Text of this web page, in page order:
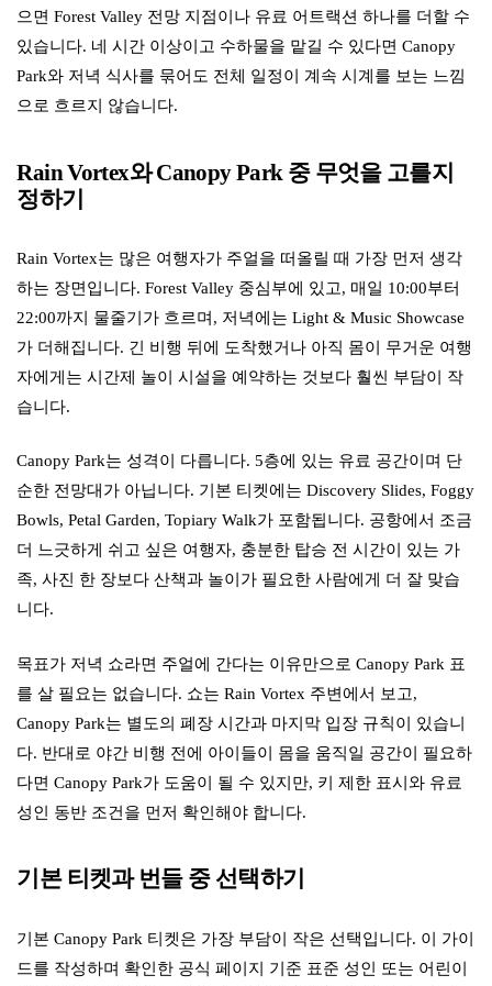
으면 Forest Valley 전망 지점이나 유료 어트랙션 하나를 더할 수
있습니다. 네 시간 이상이고 수하물을 맡길 수 있다면 Canopy
Park와 저녁 식사를 묶어도 전체 일정이 계속 시계를 보는 느낌
으로 흐르지 않습니다.
Rain Vortex와 Canopy Park 중 무엇을 고를지
정하기
Rain Vortex는 많은 여행자가 주얼을 떠올릴 때 가장 먼저 생각
하는 장면입니다. Forest Valley 중심부에 있고, 매일 10:00부터
22:00까지 물줄기가 흐르며, 저녁에는 Light & Music Showcase
가 더해집니다. 긴 비행 뒤에 도착했거나 아직 몸이 무거운 여행
자에게는 시간제 놀이 시설을 예약하는 것보다 훨씬 부담이 작
습니다.
Canopy Park는 성격이 다릅니다. 5층에 있는 유료 공간이며 단
순한 전망대가 아닙니다. 기본 티켓에는 Discovery Slides, Foggy
Bowls, Petal Garden, Topiary Walk가 포함됩니다. 공항에서 조금
더 느긋하게 쉬고 싶은 여행자, 충분한 탑승 전 시간이 있는 가
족, 사진 한 장보다 산책과 놀이가 필요한 사람에게 더 잘 맞습
니다.
목표가 저녁 쇼라면 주얼에 간다는 이유만으로 Canopy Park 표
를 살 필요는 없습니다. 쇼는 Rain Vortex 주변에서 보고,
Canopy Park는 별도의 폐장 시간과 마지막 입장 규칙이 있습니
다. 반대로 야간 비행 전에 아이들이 몸을 움직일 공간이 필요하
다면 Canopy Park가 도움이 될 수 있지만, 키 제한 표시와 유료
성인 동반 조건을 먼저 확인해야 합니다.
기본 티켓과 번들 중 선택하기
기본 Canopy Park 티켓은 가장 부담이 작은 선택입니다. 이 가이
드를 작성하며 확인한 공식 페이지 기준 표준 성인 또는 어린이